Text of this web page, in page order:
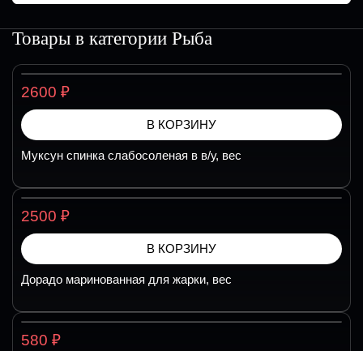
Товары в категории Рыба
2600 ₽
В КОРЗИНУ
Муксун спинка слабосоленая в в/у, вес
2500 ₽
В КОРЗИНУ
Дорадо маринованная для жарки, вес
580 ₽